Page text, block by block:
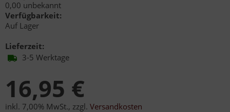
0,00 unbekannt
Verfügbarkeit:
Auf Lager
Lieferzeit:
3-5 Werktage
16,95 €
inkl. 7,00% MwSt., zzgl. Versandkosten